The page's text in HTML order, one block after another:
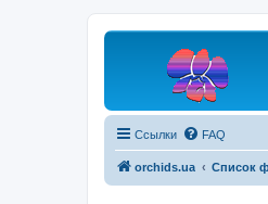
Ссылки FAQ
orchids.ua Список